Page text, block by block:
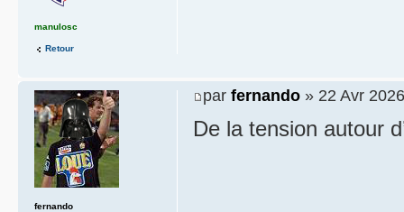
manulosc
Retour
par fernando » 22 Avr
De la tension autour
fernando